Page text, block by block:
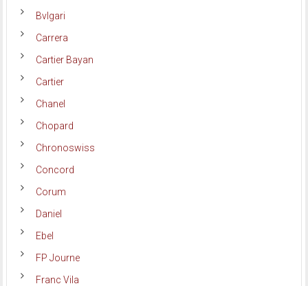
Bvlgari
Carrera
Cartier Bayan
Cartier
Chanel
Chopard
Chronoswiss
Concord
Corum
Daniel
Ebel
FP Journe
Franc Vila